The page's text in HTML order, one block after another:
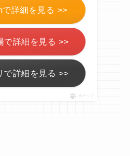
で詳細を見る >>
で詳細を見る >>
で詳細を見る >>
ポチップ